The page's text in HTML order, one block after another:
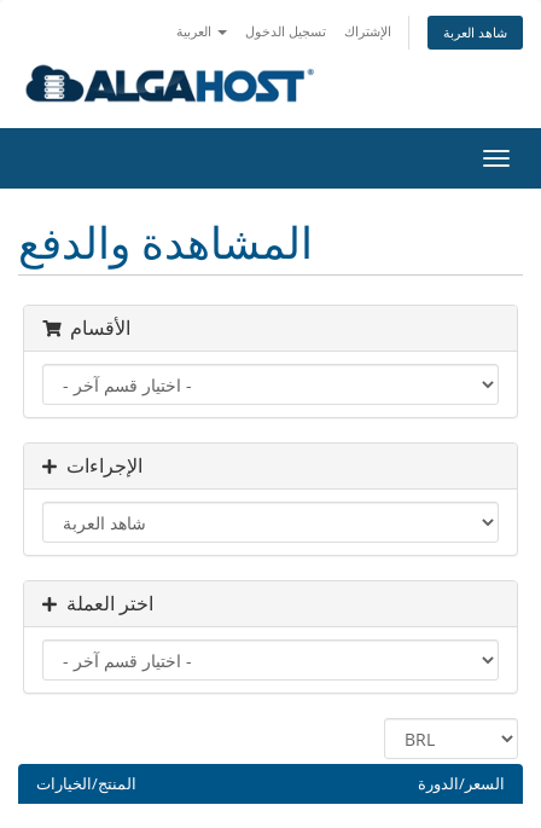
تسجيل الدخول الإشتراك شاهد العربة
تبديل
التنقل
المشاهدة والدفع
الأقسام
الإجراءات
اختر العملة
المنتج/الخيارات السعر/الدورة